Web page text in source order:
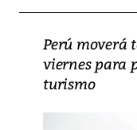
Perú moverá
viernes para
turismo